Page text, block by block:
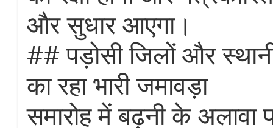
और सुधार आएगा।
## पड़ोसी जिलों और
का रहा भारी जमावड़ा
समारोह में बढ़नी के अलावा